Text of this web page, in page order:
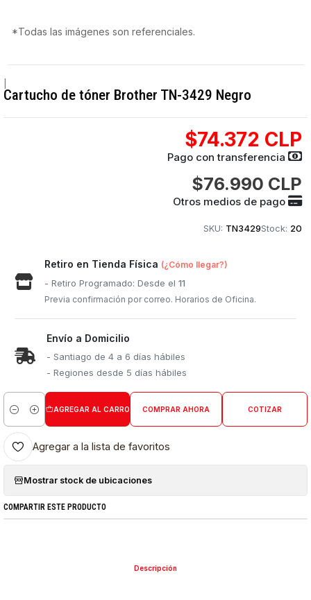
*Todas las imágenes son referenciales.
Cartucho de tóner Brother TN-3429 Negro
$74.372 CLP
Pago con transferencia
$76.990 CLP
Otros medios de pago
SKU: TN3429Stock: 20
Retiro en Tienda Física (¿Cómo llegar?)
- Retiro Programado: Desde el11
Previa confirmación por correo. Horarios de Oficina.
Envío a Domicilio
- Santiago de 4 a 6 días hábiles
- Regiones desde 5 días hábiles
Cantidad
AGREGAR AL CARRO COMPRAR AHORA COTIZAR
Agregar a la lista de favoritos
Mostrar stock de ubicaciones
COMPARTIR ESTE PRODUCTO
Descripción